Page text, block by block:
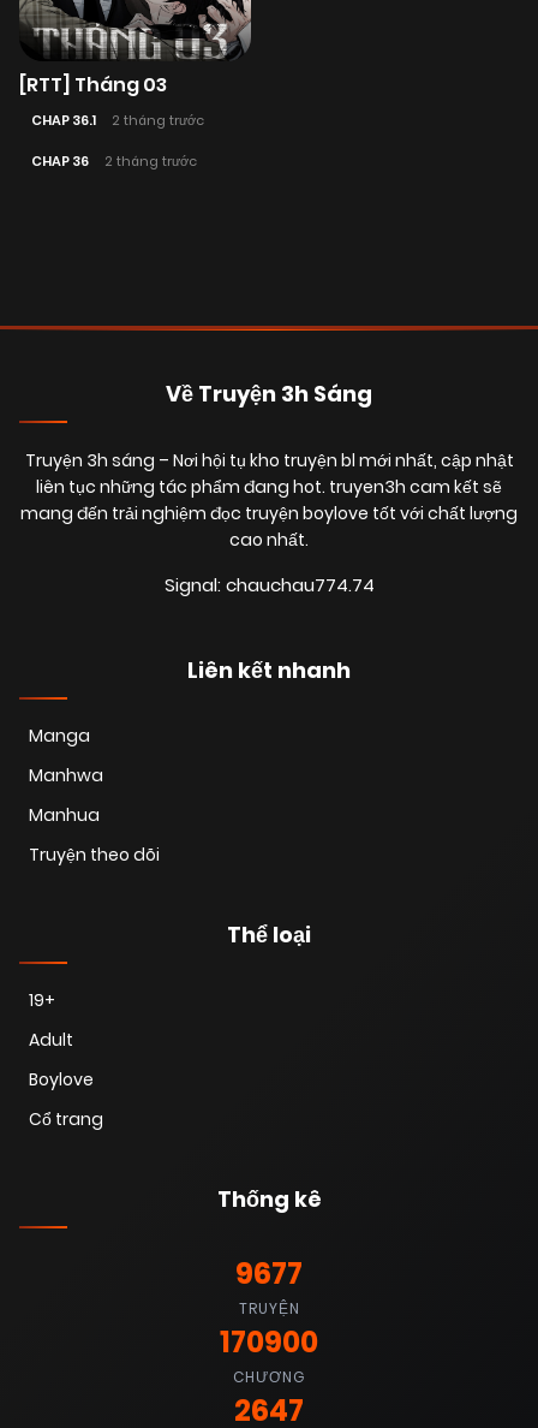
[RTT] Tháng 03
CHAP 36.1 2 tháng trước
CHAP 36 2 tháng trước
Về Truyện 3h Sáng
Truyện 3h sáng – Nơi hội tụ kho truyện bl mới nhất, cập nhật
liên tục những tác phẩm đang hot. truyen3h cam kết sẽ
mang đến trải nghiệm đọc truyện boylove tốt với chất lượng
cao nhất.
Signal: chauchau774.74
Liên kết nhanh
Manga
Manhwa
Manhua
Truyện theo dõi
Thể loại
19+
Adult
Boylove
Cổ trang
Thống kê
9677
TRUYỆN
170900
CHƯƠNG
2647